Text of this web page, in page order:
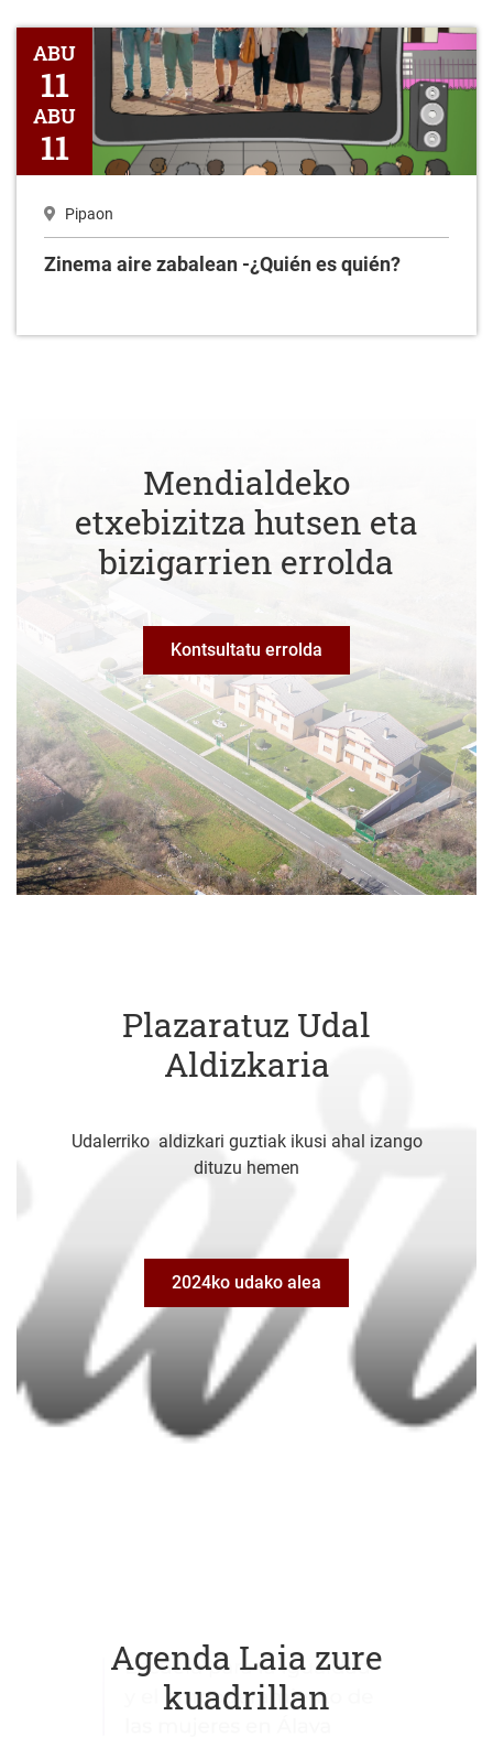
Zinema aire zabalean -¿Quién es quién?
ABU
11
ABU
11
Pipaon
Zinema aire zabalean -¿Quién es quién?
Mendialdeko
etxebizitza hutsen eta
bizigarrien errolda
Kontsultatu errolda
Plazaratuz Udal
Aldizkaria
Udalerriko aldizkari guztiak ikusi ahal izango
dituzu hemen
2024ko udako alea
Agenda Laia zure
kuadrillan